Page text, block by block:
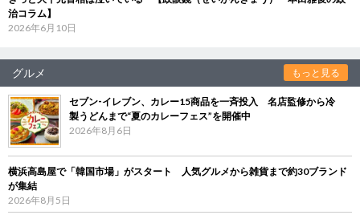
治コラム】
2026年6月10日
グルメ もっと見る
セブン‐イレブン、カレー15商品を一斉投入 名店監修から冷
製うどんまで“夏のカレーフェス”を開催中
2026年8月6日
横浜高島屋で「韓国市場」がスタート 人気グルメから雑貨まで約30ブランド
が集結
2026年8月5日